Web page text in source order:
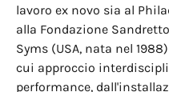
lavoro ex novo sia al
alla Fondazione
Syms (USA, nata nel
cui approccio
performance,